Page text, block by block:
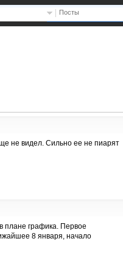
Посты
не видел. Сильно ее не пиарят
плане графика. Первое
8 января, начало